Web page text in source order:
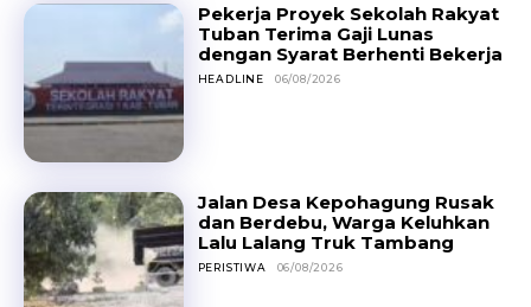
Pekerja Proyek Sekolah Rakyat
Tuban Terima Gaji Lunas
dengan Syarat Berhenti Bekerja
HEADLINE 06/08/2026
Jalan Desa Kepohagung Rusak
dan Berdebu, Warga Keluhkan
Lalu Lalang Truk Tambang
PERISTIWA 06/08/2026